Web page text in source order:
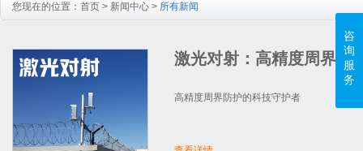
您现在的位置： 首页 > 新闻中心 > 所有新闻
激光对射：高精度周界防
高精度周界防护的科技守护者
咨
询
服
务